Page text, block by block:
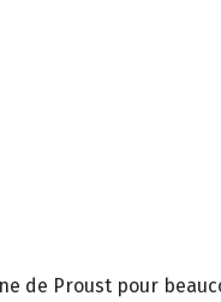
de Proust pour